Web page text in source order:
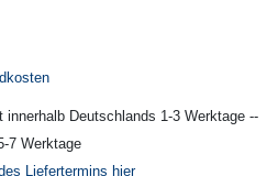
Deutschlands 1-3 Werktage --
7 Werktage
Liefertermins hier